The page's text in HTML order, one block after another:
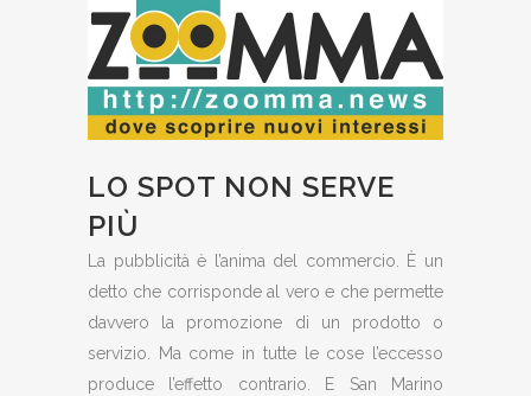
LO SPOT NON SERVE
PIÙ
La pubblicità è l’anima del commercio. È un
detto che corrisponde al vero e che permette
davvero la promozione di un prodotto o
servizio. Ma come in tutte le cose l’eccesso
produce l’effetto contrario. E San Marino